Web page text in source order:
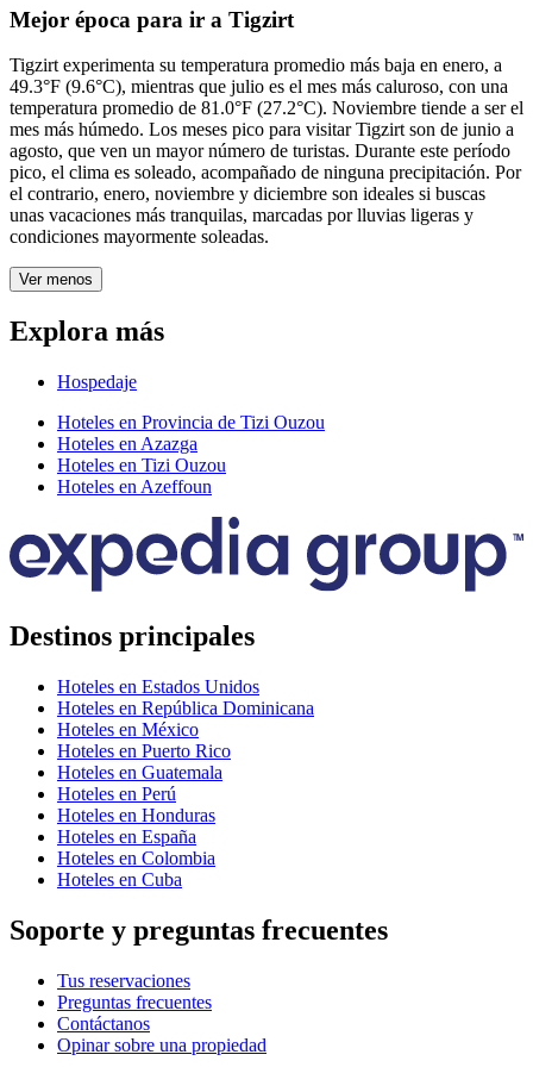
Mejor época para ir a Tigzirt
Tigzirt experimenta su temperatura promedio más baja en enero, a
49.3°F (9.6°C), mientras que julio es el mes más caluroso, con una
temperatura promedio de 81.0°F (27.2°C). Noviembre tiende a ser el
mes más húmedo. Los meses pico para visitar Tigzirt son de junio a
agosto, que ven un mayor número de turistas. Durante este período
pico, el clima es soleado, acompañado de ninguna precipitación. Por
el contrario, enero, noviembre y diciembre son ideales si buscas
unas vacaciones más tranquilas, marcadas por lluvias ligeras y
condiciones mayormente soleadas.
Ver menos
Explora más
Hospedaje
Hoteles en Provincia de Tizi Ouzou
Hoteles en Azazga
Hoteles en Tizi Ouzou
Hoteles en Azeffoun
Destinos principales
Hoteles en Estados Unidos
Hoteles en República Dominicana
Hoteles en México
Hoteles en Puerto Rico
Hoteles en Guatemala
Hoteles en Perú
Hoteles en Honduras
Hoteles en España
Hoteles en Colombia
Hoteles en Cuba
Soporte y preguntas frecuentes
Tus reservaciones
Preguntas frecuentes
Contáctanos
Opinar sobre una propiedad